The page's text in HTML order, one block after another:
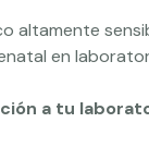
altamente
en
a tu